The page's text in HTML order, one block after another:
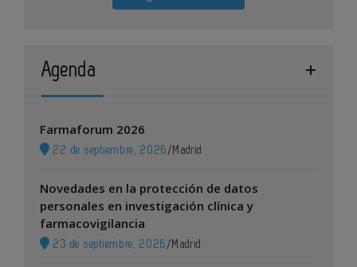
Agenda
Farmaforum 2026
22 de septiembre, 2026 / Madrid
Novedades en la protección de datos
personales en investigación clínica y
farmacovigilancia
23 de septiembre, 2026 / Madrid